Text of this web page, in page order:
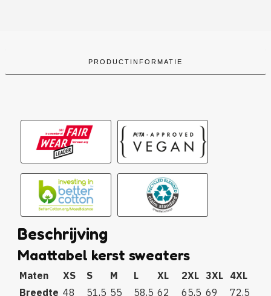
PRODUCTINFORMATIE
Beschrijving
Maattabel kerst sweaters
Maten XS S M L XL 2XL 3XL
4XL
Breedte 48 51,5 55 58,5 62 65,5 69 72,5